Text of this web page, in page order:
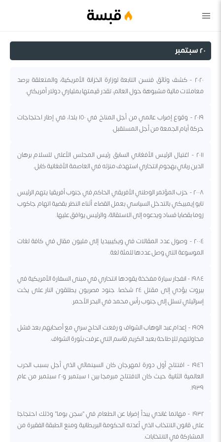
قبسة
٢٠ سبتمبر
٢٠٢٠ - كشف وثائق فنسن التابعة لوزارة الخزانة الأمريكية، والمتعلقة برصد
معاملات مالية مشبوهة حول العالم، تقدر قيمتها بملياري دولار أمريكي.
٢٠١٩ - وقوع إضراب عالمي من أجل المناخ في ١٥٠ بلدا، في إطار احتجاجات
حركة أيام الجمعة من أجل المستقبل.
٢٠١١ - اغتيال الرئيس الأفغاني السابق رئيس المجلس الأعلى للسلام برهان
الدين رباني بهجوم انتحاري استهدف منزله في العاصمة الأفغانية كابل.
٢٠٠٨ - حزب المؤتمر الوطني الأفريقي الحاكم في جنوب أفريقيا يتهم الرئيس
تابو إيمبيكي بالتدخل السياسي بعمل القضاء أثناء النظر بقضية اتهام جاكوب
زوما بقضايا فساد ويدعوه إلى الاستقالة، والرئيس يوافق عليها.
٢٠٠٤ - وصول عدد المقالات في ويكيبيديا إلى مليون مقال في كافة لغات
الموسوعة التي وصل عددها للمئة لغة.
١٩٨٤ - انفجار سيارة مفخخة يقودها انتحاري في مبنى السفارة الأمريكية في
بيروت يؤدي إلى مقتل ٢٤ شخصا. جنود مصريون يطلقون النار على يخت
إسرائيلي تسلل إلى جنوب رأس محمد في البحر الأحمر.
١٩٥٩ - إعدام عبد الوهاب الشواف و رفعت الحاج سري مع أصحابهم بعد فشل
محاولتهم للإطاحة بعبد الكريم قاسم التي عرفت بثورة الشواف.
١٩٤٦ - افتتاح أول دورة لمهرجان كان السينمائي الذي أجل بسبب الحرب
العالمية الثانية حيث كان الافتتاح مبرمجا بين ١ سبتمبر و٢٠ سبتمبر من عام
١٩٣٩.
١٩٣٢ - مهاتما غاندي يبدأ إضرابا عن الطعام في "سجن بوما" وذلك احتجاجا
على قانون الانتخاب الذي أعدته الحكومة البريطانية ومنع الطبقة الفقيرة من
المشاركة في الانتخابات.